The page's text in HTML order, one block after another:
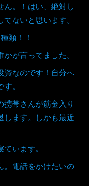
ん。！はい、絶対し
ないと思います。
類！！
が言ってました。
資なのです！自分へ
。
帯さんが筋金入り
します。しかも最近
います。
。電話をかけたいの